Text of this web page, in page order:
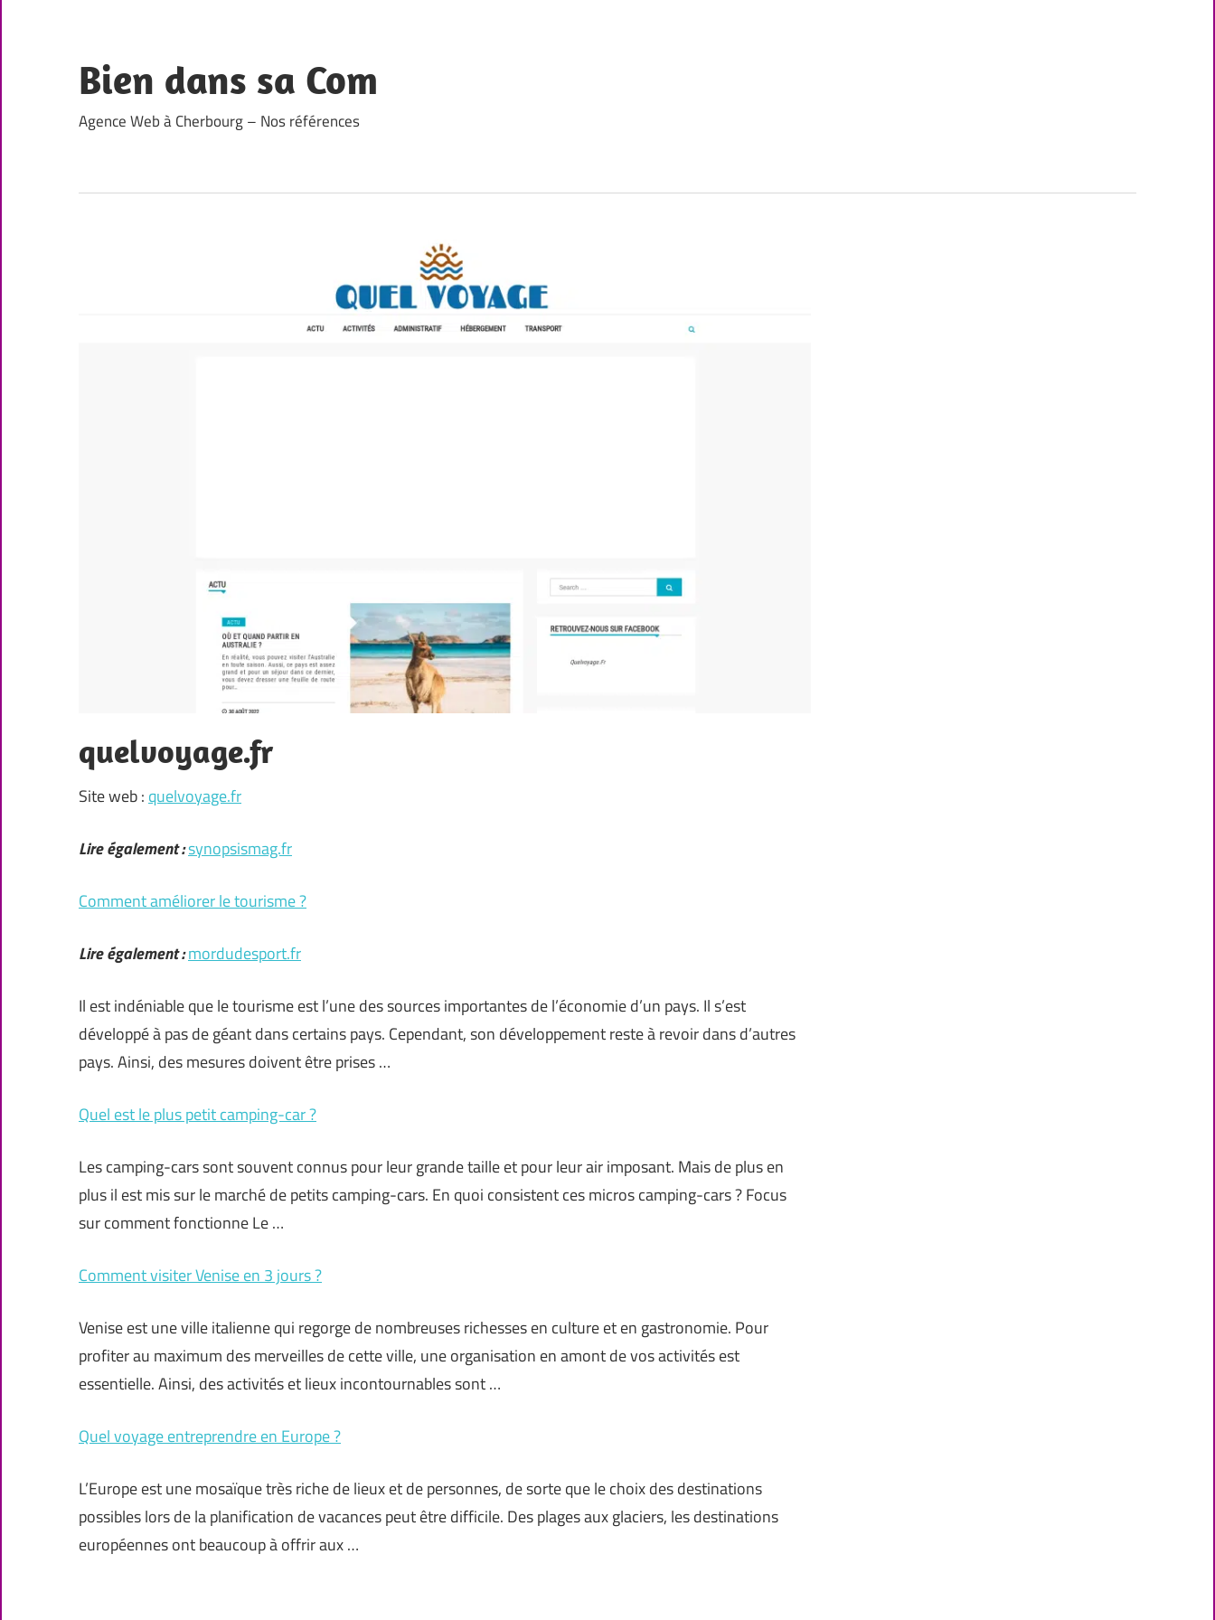
content
Bien dans sa Com
Agence Web à Cherbourg – Nos références
quelvoyage.fr
Site web : quelvoyage.fr
Lire également :synopsismag.fr
Comment améliorer le tourisme ?
Lire également :mordudesport.fr
Il est indéniable que le tourisme est l’une des sources importantes de l’économie d’un pays. Il s’est
développé à pas de géant dans certains pays. Cependant, son développement reste à revoir dans d’autres
pays. Ainsi, des mesures doivent être prises …
Quel est le plus petit camping-car ?
Les camping-cars sont souvent connus pour leur grande taille et pour leur air imposant. Mais de plus en
plus il est mis sur le marché de petits camping-cars. En quoi consistent ces micros camping-cars ? Focus
sur comment fonctionne Le …
Comment visiter Venise en 3 jours ?
Venise est une ville italienne qui regorge de nombreuses richesses en culture et en gastronomie. Pour
profiter au maximum des merveilles de cette ville, une organisation en amont de vos activités est
essentielle. Ainsi, des activités et lieux incontournables sont …
Quel voyage entreprendre en Europe ?
L’Europe est une mosaïque très riche de lieux et de personnes, de sorte que le choix des destinations
possibles lors de la planification de vacances peut être difficile. Des plages aux glaciers, les destinations
européennes ont beaucoup à offrir aux …